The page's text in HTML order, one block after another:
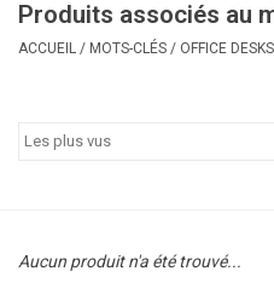
Appelez-nous au +32 3 353 67
Produits associés au
ACCUEIL / MOTS-CLÉS / OFFICE DESKS
Aucun produit n'a été trouvé...